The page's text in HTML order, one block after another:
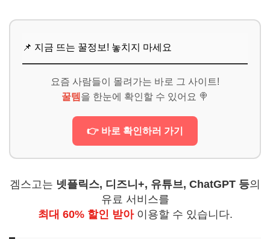
📌 지금 뜨는 꿀정보! 놓치지 마세요
요즘 사람들이 몰려가는 바로 그 사이트!
꿀템 을 한눈에 확인할 수 있어요 🍭
👉 바로 확인하러 가기
겜스고는 넷플릭스, 디즈니+, 유튜브, ChatGPT 등의
유료 서비스를
최대 60% 할인 받아이용할 수 있습니다.